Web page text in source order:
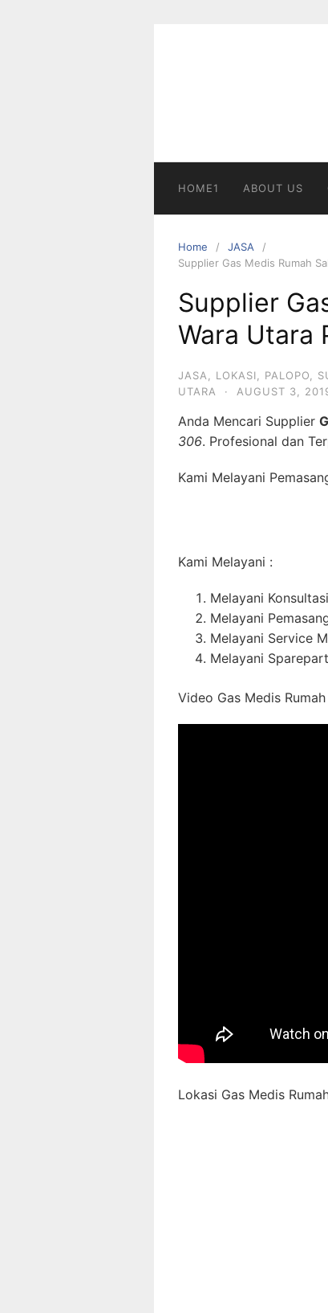
HOME1 ABOUT US
Home
JASA
Supplier Gas Medis Rumah
Supplier
Wara Utara
JASA LOKASI PALOPO
UTARA
· AUGUST 3,
Anda Mencari Supplier
306. Profesional dan
Kami Melayani
Kami Melayani :
Melayani
Melayani
Melayani Service
Melayani
Video Gas Medis
Lokasi Gas Medis